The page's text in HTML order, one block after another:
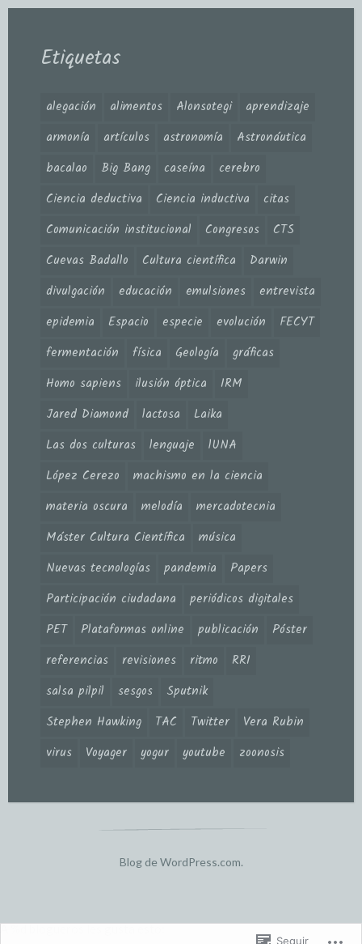
Etiquetas
alegación alimentos Alonsotegi
aprendizaje
armonía
artículos astronomía
Astronáutica
bacalao
Big Bang caseína
cerebro
Ciencia deductiva
Ciencia inductiva
citas
Comunicación institucional
Congresos
CTS
Cuevas Badallo
Cultura científica
Darwin
divulgación
educación emulsiones
entrevista
epidemia
Espacio especie evolución
FECYT
fermentación
física Geología
gráficas
Homo sapiens
ilusión óptica
IRM
Jared Diamond
lactosa
Laika
Las dos culturas
lenguaje
lUNA
López Cerezo
machismo en la ciencia
materia oscura
melodía
mercadotecnia
Máster Cultura Científica
música
Nuevas tecnologías
pandemia
Papers
Participación ciudadana
periódicos digitales
PET
Plataformas online publicación
Póster
referencias
revisiones ritmo
RRI
salsa pilpil
sesgos
Sputnik
Stephen Hawking
TAC Twitter
Vera Rubin
virus
Voyager yogur youtube zoonosis
Blog de WordPress.com.
Seguir
A%dblogueros les gusta esto: